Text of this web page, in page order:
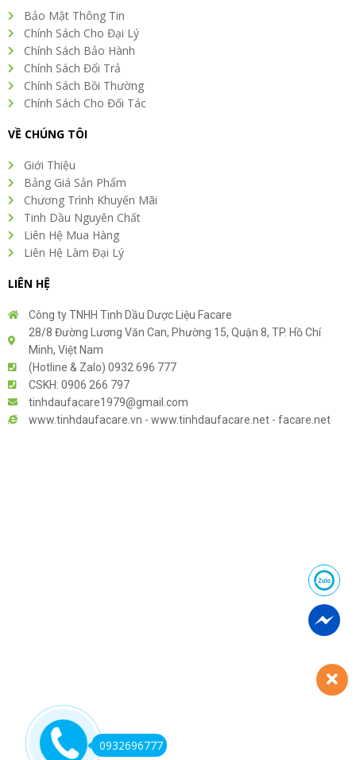
Bảo Mật Thông Tin
Chính Sách Cho Đại Lý
Chính Sách Bảo Hành
Chính Sách Đổi Trả
Chính Sách Bồi Thường
Chính Sách Cho Đối Tác
VỀ CHÚNG TÔI
Giới Thiệu
Bảng Giá Sản Phẩm
Chương Trình Khuyến Mãi
Tinh Dầu Nguyên Chất
Liên Hệ Mua Hàng
Liên Hệ Làm Đại Lý
LIÊN HỆ
Công ty TNHH Tinh Dầu Dược Liệu Facare
28/8 Đường Lương Văn Can, Phường 15, Quận 8, TP. Hồ Chí
Minh, Việt Nam
(Hotline & Zalo) 0932 696 777
CSKH: 0906 266 797
tinhdaufacare1979@gmail.com
www.tinhdaufacare.vn - www.tinhdaufacare.net - facare.net
0932696777